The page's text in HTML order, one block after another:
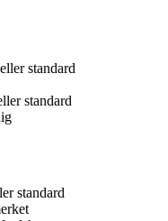
standard
standard
standard